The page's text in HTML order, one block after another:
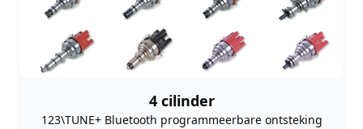
4 cilinder
123\TUNE+ Bluetooth programmeerbare ontsteking